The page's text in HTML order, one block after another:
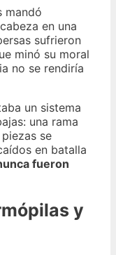
mandó
en una
sufrieron
minó su moral
no se rendiría
un sistema
una rama
se
en batalla
fueron
y